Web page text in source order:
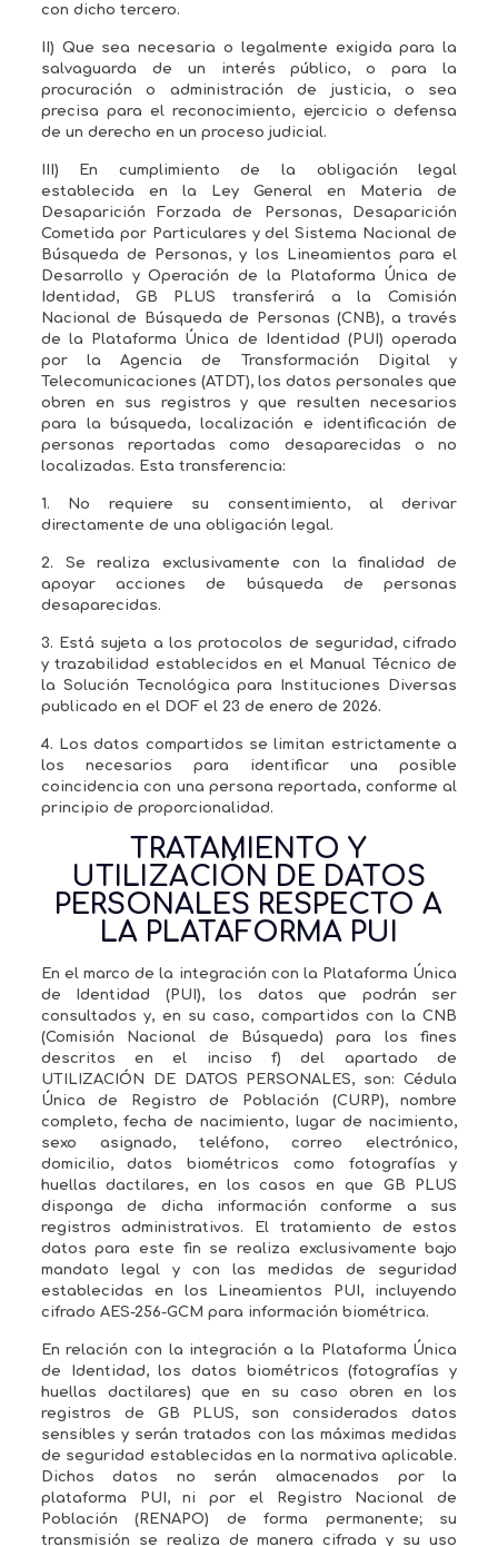
con dicho tercero.
II) Que sea necesaria o legalmente exigida para la
salvaguarda de un interés público, o para la
procuración o administración de justicia, o sea
precisa para el reconocimiento, ejercicio o defensa
de un derecho en un proceso judicial.
III) En cumplimiento de la obligación legal
establecida en la Ley General en Materia de
Desaparición Forzada de Personas, Desaparición
Cometida por Particulares y del Sistema Nacional de
Búsqueda de Personas, y los Lineamientos para el
Desarrollo y Operación de la Plataforma Única de
Identidad, GB PLUS transferirá a la Comisión
Nacional de Búsqueda de Personas (CNB), a través
de la Plataforma Única de Identidad (PUI) operada
por la Agencia de Transformación Digital y
Telecomunicaciones (ATDT), los datos personales que
obren en sus registros y que resulten necesarios
para la búsqueda, localización e identificación de
personas reportadas como desaparecidas o no
localizadas. Esta transferencia:
1. No requiere su consentimiento, al derivar
directamente de una obligación legal.
2. Se realiza exclusivamente con la finalidad de
apoyar acciones de búsqueda de personas
desaparecidas.
3. Está sujeta a los protocolos de seguridad, cifrado
y trazabilidad establecidos en el Manual Técnico de
la Solución Tecnológica para Instituciones Diversas
publicado en el DOF el 23 de enero de 2026.
4. Los datos compartidos se limitan estrictamente a
los necesarios para identificar una posible
coincidencia con una persona reportada, conforme al
principio de proporcionalidad.
TRATAMIENTO Y
UTILIZACIÓN DE DATOS
PERSONALES RESPECTO A
LA PLATAFORMA PUI
En el marco de la integración con la Plataforma Única
de Identidad (PUI), los datos que podrán ser
consultados y, en su caso, compartidos con la CNB
(Comisión Nacional de Búsqueda) para los fines
descritos en el inciso f) del apartado de
UTILIZACIÓN DE DATOS PERSONALES, son: Cédula
Única de Registro de Población (CURP), nombre
completo, fecha de nacimiento, lugar de nacimiento,
sexo asignado, teléfono, correo electrónico,
domicilio, datos biométricos como fotografías y
huellas dactilares, en los casos en que GB PLUS
disponga de dicha información conforme a sus
registros administrativos. El tratamiento de estos
datos para este fin se realiza exclusivamente bajo
mandato legal y con las medidas de seguridad
establecidas en los Lineamientos PUI, incluyendo
cifrado AES-256-GCM para información biométrica.
En relación con la integración a la Plataforma Única
de Identidad, los datos biométricos (fotografías y
huellas dactilares) que en su caso obren en los
registros de GB PLUS, son considerados datos
sensibles y serán tratados con las máximas medidas
de seguridad establecidas en la normativa aplicable.
Dichos datos no serán almacenados por la
plataforma PUI, ni por el Registro Nacional de
Población (RENAPO) de forma permanente; su
transmisión se realiza de manera cifrada y su uso